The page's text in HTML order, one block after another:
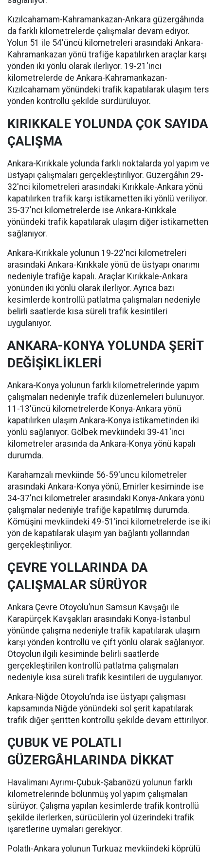
Kızılcahamam-Kahramankazan-Ankara güzergâhında
da farklı kilometrelerde çalışmalar devam ediyor.
Yolun 51 ile 54'üncü kilometreleri arasındaki Ankara-
Kahramankazan yönü trafiğe kapatılırken araçlar karşı
yönden iki yönlü olarak ilerliyor. 19-21'inci
kilometrelerde de Ankara-Kahramankazan-
Kızılcahamam yönündeki trafik kapatılarak ulaşım ters
yönden kontrollü şekilde sürdürülüyor.
KIRIKKALE YOLUNDA ÇOK SAYIDA
ÇALIŞMA
Ankara-Kırıkkale yolunda farklı noktalarda yol yapım ve
üstyapı çalışmaları gerçekleştiriliyor. Güzergâhın 29-
32'nci kilometreleri arasındaki Kırıkkale-Ankara yönü
kapatılırken trafik karşı istikametten iki yönlü veriliyor.
35-37'nci kilometrelerde ise Ankara-Kırıkkale
yönündeki trafik kapatılarak ulaşım diğer istikametten
sağlanıyor.
Ankara-Kırıkkale yolunun 19-22'nci kilometreleri
arasındaki Ankara-Kırıkkale yönü de üstyapı onarımı
nedeniyle trafiğe kapalı. Araçlar Kırıkkale-Ankara
yönünden iki yönlü olarak ilerliyor. Ayrıca bazı
kesimlerde kontrollü patlatma çalışmaları nedeniyle
belirli saatlerde kısa süreli trafik kesintileri
uygulanıyor.
ANKARA-KONYA YOLUNDA ŞERİT
DEĞİŞİKLİKLERİ
Ankara-Konya yolunun farklı kilometrelerinde yapım
çalışmaları nedeniyle trafik düzenlemeleri bulunuyor.
11-13'üncü kilometrelerde Konya-Ankara yönü
kapatılırken ulaşım Ankara-Konya istikametinden iki
yönlü sağlanıyor. Gölbek mevkiindeki 39-41'inci
kilometreler arasında da Ankara-Konya yönü kapalı
durumda.
Karahamzalı mevkiinde 56-59'uncu kilometreler
arasındaki Ankara-Konya yönü, Emirler kesiminde ise
34-37'nci kilometreler arasındaki Konya-Ankara yönü
çalışmalar nedeniyle trafiğe kapatılmış durumda.
Kömüşini mevkiindeki 49-51'inci kilometrelerde ise iki
yön de kapatılarak ulaşım yan bağlantı yollarından
gerçekleştiriliyor.
ÇEVRE YOLLARINDA DA
ÇALIŞMALAR SÜRÜYOR
Ankara Çevre Otoyolu’nun Samsun Kavşağı ile
Karapürçek Kavşakları arasındaki Konya-İstanbul
yönünde çalışma nedeniyle trafik kapatılarak ulaşım
karşı yönden kontrollü ve çift yönlü olarak sağlanıyor.
Otoyolun ilgili kesiminde belirli saatlerde
gerçekleştirilen kontrollü patlatma çalışmaları
nedeniyle kısa süreli trafik kesintileri de uygulanıyor.
Ankara-Niğde Otoyolu’nda ise üstyapı çalışması
kapsamında Niğde yönündeki sol şerit kapatılarak
trafik diğer şeritten kontrollü şekilde devam ettiriliyor.
ÇUBUK VE POLATLI
GÜZERGÂHLARINDA DİKKAT
Havalimanı Ayrımı-Çubuk-Şabanözü yolunun farklı
kilometrelerinde bölünmüş yol yapım çalışmaları
sürüyor. Çalışma yapılan kesimlerde trafik kontrollü
şekilde ilerlerken, sürücülerin yol üzerindeki trafik
işaretlerine uymaları gerekiyor.
Polatlı-Ankara yolunun Turkuaz mevkiindeki köprülü